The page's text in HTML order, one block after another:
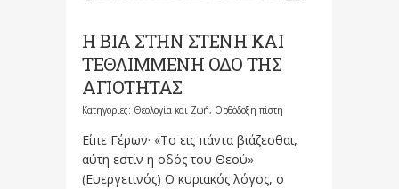
Η ΒΙΑ ΣΤΗΝ ΣΤΕΝΗ ΚΑΙ
ΤΕΘΛΙΜΜΕΝΗ ΟΔΟ ΤΗΣ
ΑΓΙΟΤΗΤΑΣ
Κατηγορίες: Θεολογία και Ζωή, Ορθόδοξη πίστη
Είπε Γέρων· «Το εις πάντα βιάζεσθαι,
αύτη εστίν η οδός του Θεού»
(Ευεργετινός) Ο κυριακός λόγος, ο